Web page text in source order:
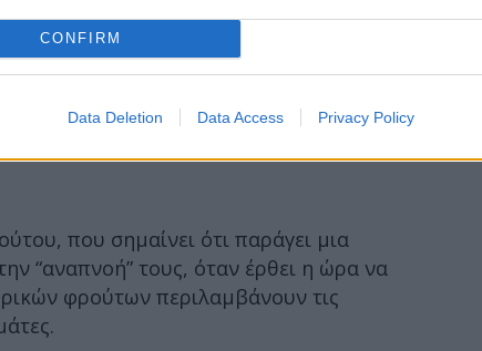
CONFIRM
Data Deletion Data Access Privacy Policy
που σημαίνει ότι παράγει μια
“αναπνοή” τους, όταν έρθει η ώρα να
φρούτων περιλαμβάνουν τις